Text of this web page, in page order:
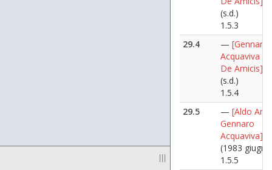
|||
(s.d.)
1.5.3
29.4
— [Gennaro
Acquaviva al
De Amicis]
(s.d.)
1.5.4
29.5
— [Aldo
Gennaro
Acquaviva]
(1983
1.5.5